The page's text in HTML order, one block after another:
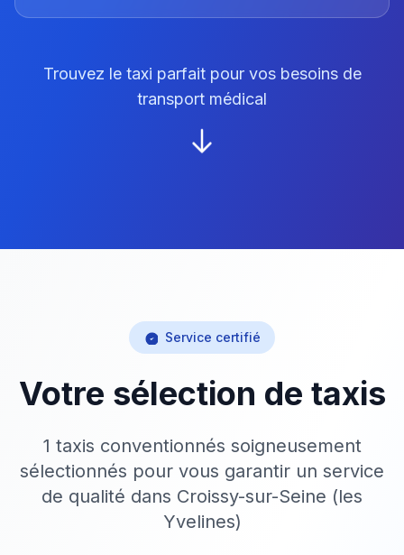
Trouvez le taxi parfait pour vos besoins de
transport médical
Service certifié
Votre sélection de taxis
1 taxis conventionnés soigneusement
sélectionnés pour vous garantir un service
de qualité dans Croissy-sur-Seine (les
Yvelines)